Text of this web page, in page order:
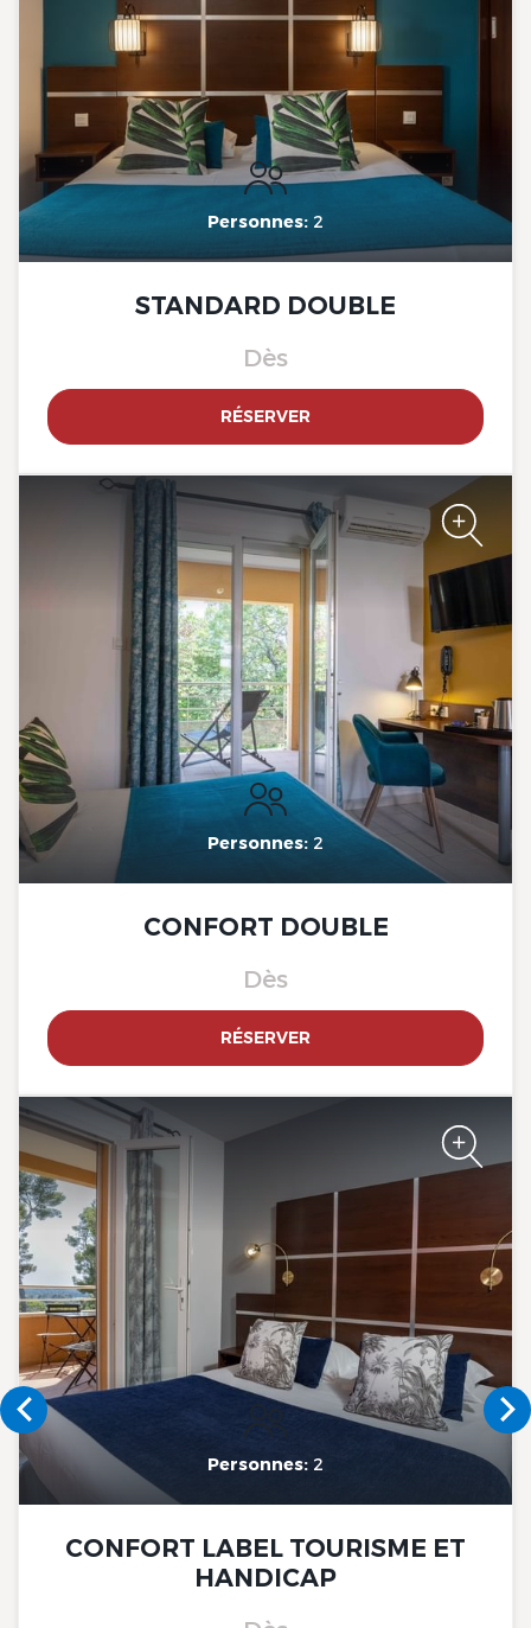
Personnes: 2
STANDARD DOUBLE
Dès
RÉSERVER
Personnes: 2
CONFORT DOUBLE
Dès
RÉSERVER
Personnes: 2
CONFORT LABEL TOURISME ET
HANDICAP
Sud, Marseille Est
The Originals City, Hotel Côté
Sud, Marseille Est
The Originals City, Hotel Côté
Sud, Marseille Est
The Originals City, Hotel Côté
Sud, Marseille Est
The Originals City, Hotel Côté
Sud, Marseille Est